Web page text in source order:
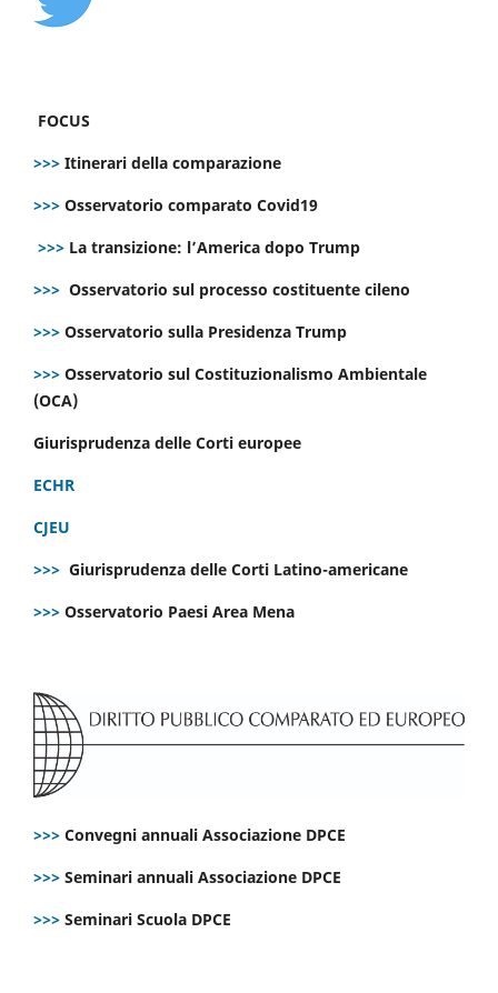
FOCUS
>>> Itinerari della comparazione
>>> Osservatorio comparato Covid19
>>> La transizione: l’America dopo Trump
>>> Osservatorio sul processo costituente cileno
>>> Osservatorio sulla Presidenza Trump
>>> Osservatorio sul Costituzionalismo Ambientale
(OCA)
Giurisprudenza delle Corti europee
ECHR
CJEU
>>> Giurisprudenza delle Corti Latino-americane
>>> Osservatorio Paesi Area Mena
>>> Convegni annuali Associazione DPCE
>>> Seminari annuali Associazione DPCE
>>> Seminari Scuola DPCE